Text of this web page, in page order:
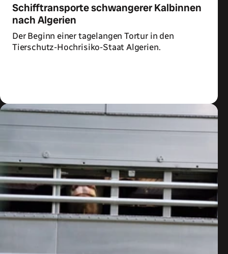
Schifftransporte schwangerer Kalbinnen
nach Algerien
Der Beginn einer tagelangen Tortur in den
Tierschutz-Hochrisiko-Staat Algerien.